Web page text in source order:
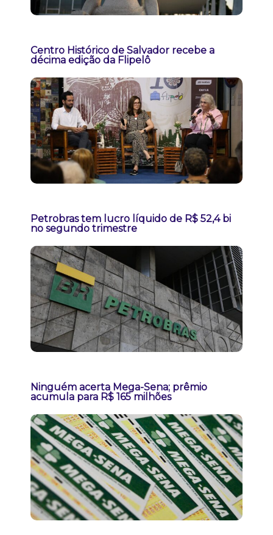
Centro Histórico de Salvador recebe a
décima edição da Flipelô
Petrobras tem lucro líquido de R$ 52,4 bi
no segundo trimestre
Ninguém acerta Mega-Sena; prêmio
acumula para R$ 165 milhões